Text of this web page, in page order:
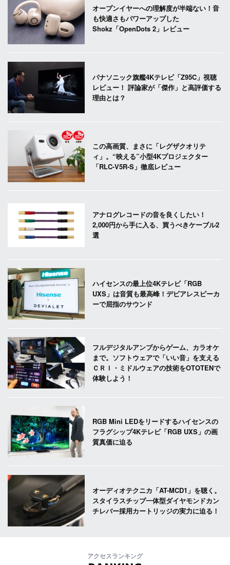
オープンイヤーへの理解度が半端ない！音
も快適さもパワーアップした
Shokz「OpenDots 2」レビュー
パナソニック旗艦4Kテレビ「Z95C」視聴
レビュー！ 評論家が「傑作」と高評価する
理由とは？
この高画質、まさに「レグザクオリテ
ィ」。“映える”小型4Kプロジェクター
「RLC-V5R-S」徹底レビュー
アナログレコードの音を良くしたい！
2,000円から手に入る、買うべきケーブル2
選
ハイセンスの最上位4Kテレビ「RGB
UXS」は音質も最高峰！デビアレスピーカ
ーで屈指のサウンド
フルデジタルアンプからゲーム、カラオケ
まで。ソフトウェアで「いい音」を支える
ＣＲＩ・ミドルウェアの技術をOTOTENで
体験しよう！
RGB Mini LEDをリードするハイセンスの
フラグシップ4Kテレビ「RGB UXS」の画
質真価に迫る
オーディオテクニカ「AT-MCD1」を聴く。
スタイラスチップ一体型ダイヤモンドカン
チレバー採用カートリッジの実力に迫る！
アクセスランキング